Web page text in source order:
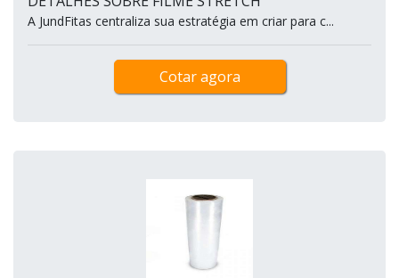
A JundFitas centraliza sua estratégia em criar para c...
Cotar agora